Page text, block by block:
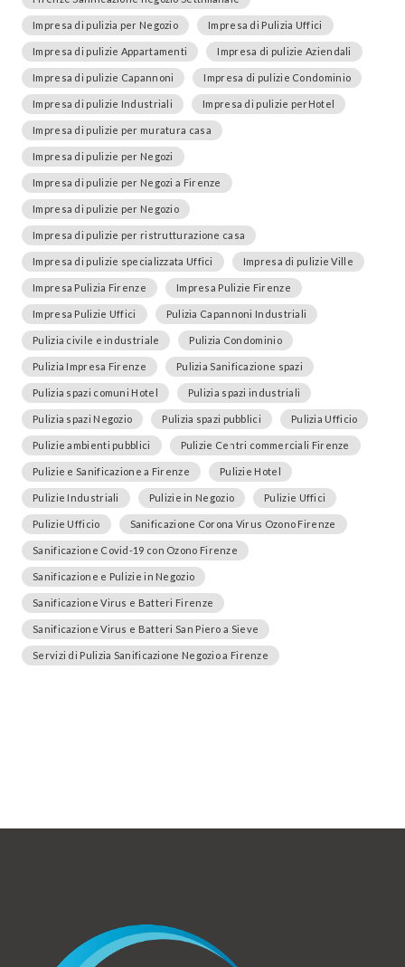
Impresa di pulizia per Negozio Impresa di Pulizia Uffici
Impresa di pulizie Appartamenti Impresa di pulizie Aziendali
Impresa di pulizie Capannoni Impresa di pulizie Condominio
Impresa di pulizie Industriali Impresa di pulizie perHotel
Impresa di pulizie per muratura casa
Impresa di pulizie per Negozi
Impresa di pulizie per Negozi a Firenze
Impresa di pulizie per Negozio
Impresa di pulizie per ristrutturazione casa
Impresa di pulizie specializzata Uffici Impresa di pulizie Ville
Impresa Pulizia Firenze Impresa Pulizie Firenze
Impresa Pulizie Uffici Pulizia Capannoni Industriali
Pulizia civile e industriale Pulizia Condominio
Pulizia Impresa Firenze Pulizia Sanificazione spazi
Pulizia spazi comuni Hotel Pulizia spazi industriali
Pulizia spazi Negozio Pulizia spazi pubblici Pulizia Ufficio
Pulizie ambienti pubblici Pulizie Centri commerciali Firenze
Pulizie e Sanificazione a Firenze Pulizie Hotel
Pulizie Industriali Pulizie in Negozio Pulizie Uffici
Pulizie Ufficio Sanificazione Corona Virus Ozono Firenze
Sanificazione Covid-19 con Ozono Firenze
Sanificazione e Pulizie in Negozio
Sanificazione Virus e Batteri Firenze
Sanificazione Virus e Batteri San Piero a Sieve
Servizi di Pulizia Sanificazione Negozio a Firenze